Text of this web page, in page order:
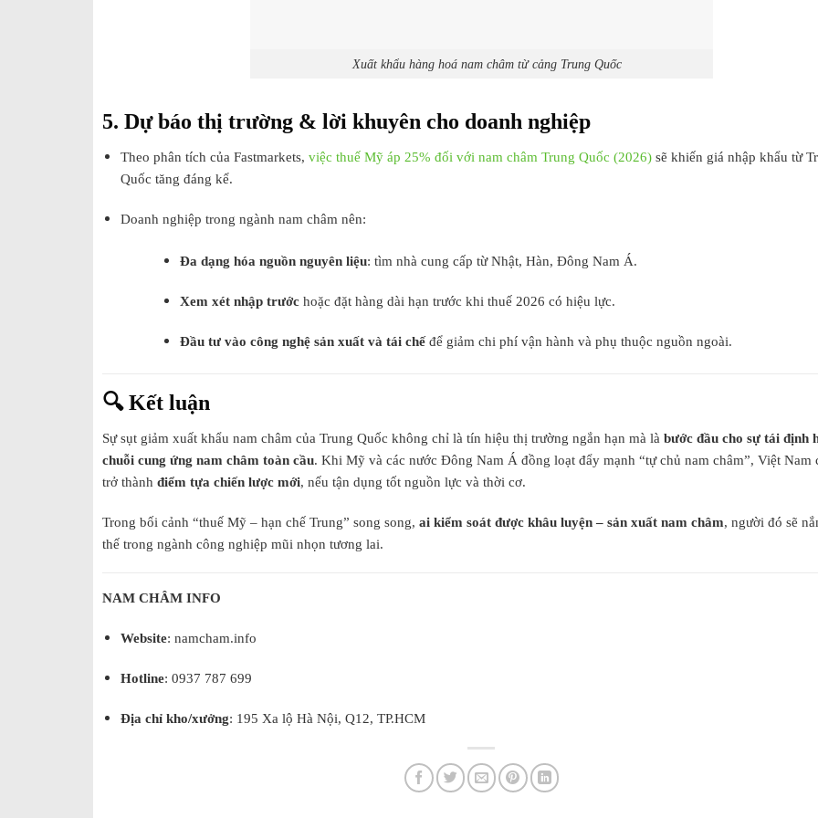
Xuất khẩu hàng hoá nam châm từ cảng Trung Quốc
5. Dự báo thị trường & lời khuyên cho doanh nghiệp
Theo phân tích của Fastmarkets, việc thuế Mỹ áp 25% đối với nam châm Trung Quốc (2026)sẽ khiến giá nhập khẩu từ
Quốc tăng đáng kể.
Doanh nghiệp trong ngành nam châm nên:
Đa dạng hóa nguồn nguyên liệu: tìm nhà cung cấp từ Nhật, Hàn, Đông Nam Á.
Xem xét nhập trước hoặc đặt hàng dài hạn trước khi thuế 2026 có hiệu lực.
Đầu tư vào công nghệ sản xuất và tái chếđể giảm chi phí vận hành và phụ thuộc nguồn ngoài.
🔍 Kết luận
Sự sụt giảm xuất khẩu nam châm của Trung Quốc không chỉ là tín hiệu thị trường ngắn hạn mà là bước đầu cho sự tái định
chuỗi cung ứng nam châm toàn cầu. Khi Mỹ và các nước Đông Nam Á đồng loạt đẩy mạnh “tự chủ nam châm”, Việt Nam
trở thành điểm tựa chiến lược mới, nếu tận dụng tốt nguồn lực và thời cơ.
Trong bối cảnh “thuế Mỹ – hạn chế Trung” song song, ai kiểm soát được khâu luyện – sản xuất nam châm, người đó sẽ
thế trong ngành công nghiệp mũi nhọn tương lai.
NAM CHÂM INFO
Website: namcham.info
Hotline: 0937 787 699
Địa chỉ kho/xưởng: 195 Xa lộ Hà Nội, Q12, TP.HCM